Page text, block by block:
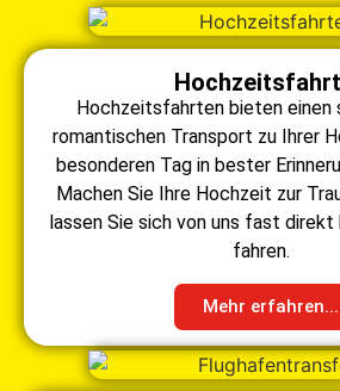
Hochzeitsfahrten bieten einen
romantischen Transport zu Ihrer
besonderen Tag in bester
Machen Sie Ihre Hochzeit zur
lassen Sie sich von uns fast
fahren.
Mehr erfahren...